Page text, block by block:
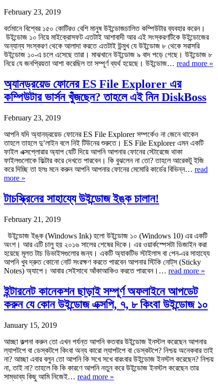
February 23, 2019
বর্তমানে বিশ্বের ১৫০ কোটিরও বেশি মানুষ উইন্ডোজচালিত কম্পিউটার ব্যবহার করেন।
উইন্ডোজ ১০ নিয়ে মাইক্রোসফট এতটাই আশাবাদী আর এই সংস্করণটিকে উইন্ডোজের
অন্যান্য সংস্করণ থেকে আলাদা করতে এতটাই উন্মুখ যে উইন্ডোজ ৮ থেকে সরাসরি
উইন্ডোজ ১০-এ চলে এসেছে তারা। মাঝখানে উইন্ডোজ ৯ বাদ পড়ে গেছে। উইন্ডোজ ৮
নিয়ে যে জনপ্রিয়তা আশা করেছিল তা সম্পূর্ণ ব্যর্থ হয়েছে। উইন্ডোজ… read more »
অ্যানড্রয়েড ফোনের ES File Explorer এর
কম্পিউটার ভার্সন খুঁজছেন? তাহলে এই নিন DiskBoss
February 23, 2019
আপনি যদি অ্যানড্রয়েড ফোনের ES File Explorer সম্পর্কেও না জেনে থাকেন
তাহলে তাহলে দু’লাইন বলে নিই টিউনের শুরুতে। ES File Explorer এমন একটি
ফাইল এক্সপ্লোরার অ্যাপ যেটি দিয়ে আপনি আপনার ফোনের স্টোরেজে থাকা
ফাইলগুলোকে ফিল্টার করে দেখতে পারবেন। কি বুঝলেন না তো? তাহলে আরেকটু ইজি
করে দিচ্ছি তা হলঃ মনে করুন আপনি আপনার ফোনের মেমোরি কার্ডের বিভিন্ন… read
more »
টাচস্ক্রিনের সাহায্যে উইন্ডোজ ইঙ্ক চালান!
February 21, 2019
উইন্ডোজ ইঙ্ক (Windows Ink) হলো উইন্ডোজ ১০ (Windows 10) এর একটি
অংশ। আর এটি চালু হয় ২০১৬ সালের শেষের দিকে। এর ওয়ার্কস্পেসটা ডিজাইন করা
হয়েছে মূলত টাচ ডিভাইসগুলোর জন্য। একটি অ্যাকটিভ স্টাইলাস বা পেন-এর সাহায্যে
আপনি খুব দ্রুত কোনো নোট সংরক্ষণ করতে পারবেন আপনার স্টিকি নোট্‌স (Sticky
Notes) অ্যাপে। আবার সেইসাথে আঁকাআকিও করতে পারবেন।… read more »
ইন্টারনেট কানেকশন ছাড়াই সম্পূর্ণ অফলাইনে আপডেট
করুন যে কোন উইন্ডোজ এক্সপি, ৭, ৮ কিংবা উইন্ডোজ ১০
January 15, 2019
আচ্ছা কল্পনা করুন তো এখন পর্যন্ত আপনি কতবার উইন্ডোজ ইনস্টল করেছেন আপনার
ল্যাপটপে বা ডেস্কটপে কিংবা অন্য কারো ল্যাপটপে বা ডেস্কটপে? নিশ্চয় অনেকবার তাই
না? আচ্ছা এবার বলুন তো আপনি কি সখে সখে বারংবার উইন্ডোজ ইনস্টল করেছেন? নিশ্চয়
না, তাই না? তাহলে কি কি কারণে আপনি নতুন করে উইন্ডোজ ইনস্টল করেছেন তার
সাম্ভাব্য কিছু আমি নিজেই… read more »